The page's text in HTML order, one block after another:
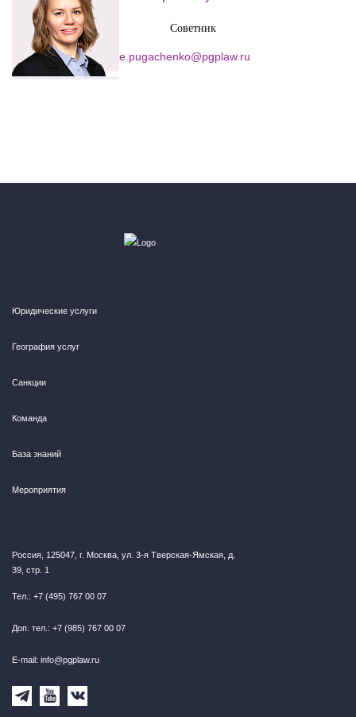
Советник
e.pugachenko@pgplaw.ru
Юридические услуги
География услуг
Санкции
Команда
База знаний
Мероприятия
Россия, 125047, г. Москва, ул. 3-я Тверская-Ямская, д.
39, стр. 1
Тел.: +7 (495) 767 00 07
Доп. тел.: +7 (985) 767 00 07
E-mail: info@pgplaw.ru